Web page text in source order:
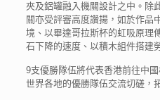
夾及鋁罐融入機關設計之中。除
關亦受評審高度讚揚，如於作品
境、以畢達哥拉斯杯的虹吸原理
石下降的速度、以積木組件搭建
9支優勝隊伍將代表香港前往中
世界各地的優勝隊伍交流切磋，